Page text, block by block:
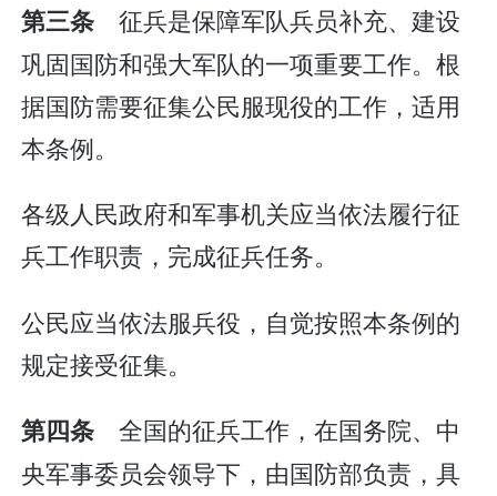
第三条 征兵是保障军队兵员补充、建设
巩固国防和强大军队的一项重要工作。根
据国防需要征集公民服现役的工作，适用
本条例。
各级人民政府和军事机关应当依法履行征
兵工作职责，完成征兵任务。
公民应当依法服兵役，自觉按照本条例的
规定接受征集。
第四条 全国的征兵工作，在国务院、中
央军事委员会领导下，由国防部负责，具